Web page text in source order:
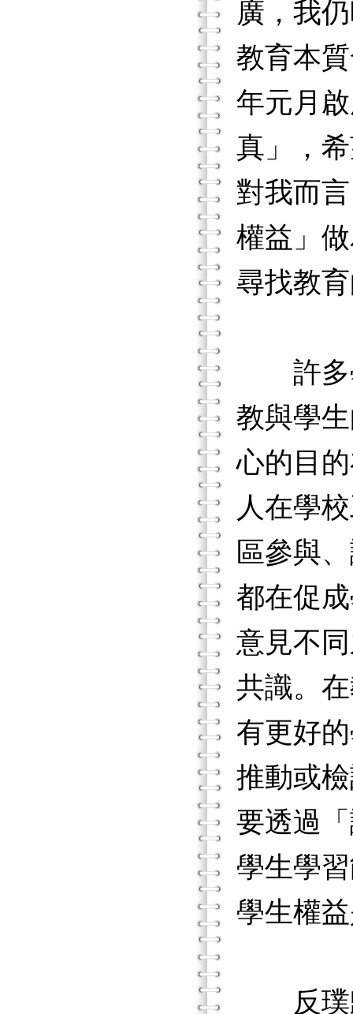
廣，我
教育本
年元月
真」，
對我而
權益」
尋找教
許多學
教與學
心的目
人在學
區參與
都在促
意見不
共識。
有更好
推動或
要透過
學生學
學生權
反璞歸